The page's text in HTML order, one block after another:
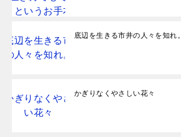
底辺を生きる市井の人々を知れ。
かぎりなくやさしい花々